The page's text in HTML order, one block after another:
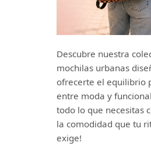
Descubre nuestra
mochilas urbanas
ofrecerte el equilibrio
entre moda y
todo lo que necesitas
la comodidad que tu
exige!